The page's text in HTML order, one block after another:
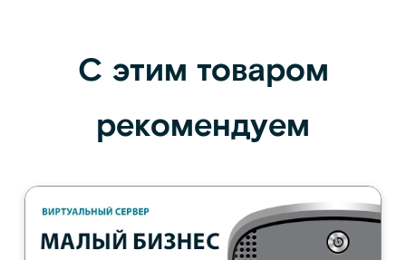
С этим товаром
рекомендуем